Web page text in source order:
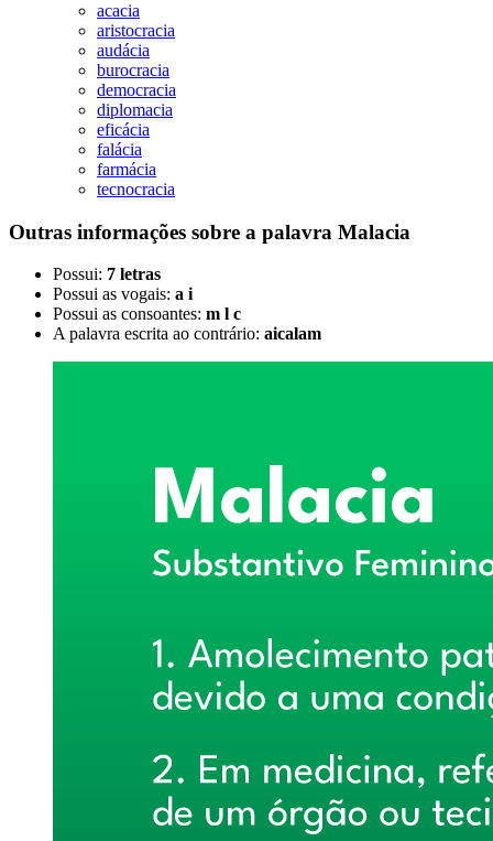
acacia
aristocracia
audácia
burocracia
democracia
diplomacia
eficácia
falácia
farmácia
tecnocracia
Outras informações sobre a palavra Malacia
Possui: 7 letras
Possui as vogais: a i
Possui as consoantes: m l c
A palavra escrita ao contrário: aicalam